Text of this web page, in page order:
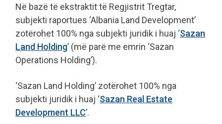
Në bazë të ekstraktit të Regjistrit Tregtar,
subjekti raportues ‘Albania Land Development’
zotërohet 100% nga subjekti juridik i huaj ‘Sazan
Land Holding’ (më parë me emrin ‘Sazan
Operations Holding’).
‘Sazan Land Holding’ zotërohet 100% nga
subjekti juridik i huaj ‘Sazan Real Estate
Development LLC’.